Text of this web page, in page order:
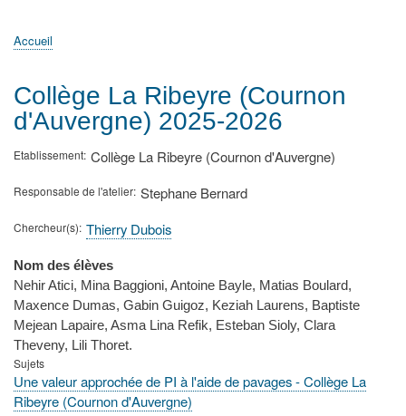
Accueil
ActualitésMATh.en.JEANS ?
Régions et Ateliers
Créer, gérer un atelier
Sujets/Publications
Congrès
d'Ariane
Accueil
Collège La Ribeyre (Cournon
d'Auvergne) 2025-2026
Etablissement Collège La Ribeyre (Cournon d'Auvergne)
Responsable de l'atelier Stephane Bernard
Chercheur(s) Thierry Dubois
Nom des élèves
Nehir Atici, Mina Baggioni, Antoine Bayle, Matias Boulard,
Maxence Dumas, Gabin Guigoz, Keziah Laurens, Baptiste
Mejean Lapaire, Asma Lina Refik, Esteban Sioly, Clara
Theveny, Lili Thoret.
Sujets
Une valeur approchée de PI à l'aide de pavages - Collège La
Ribeyre (Cournon d'Auvergne)